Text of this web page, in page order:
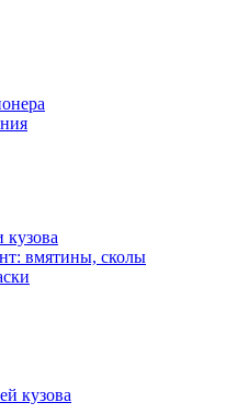
кузова
вмятины, сколы
кузова